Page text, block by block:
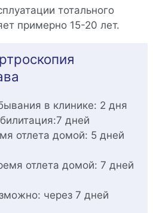
тотального
примерно 15-20 лет.
в клинике: 2 дня
7 дней
отлета домой: 5 дней
отлета домой: 7 дней
через 7 дней